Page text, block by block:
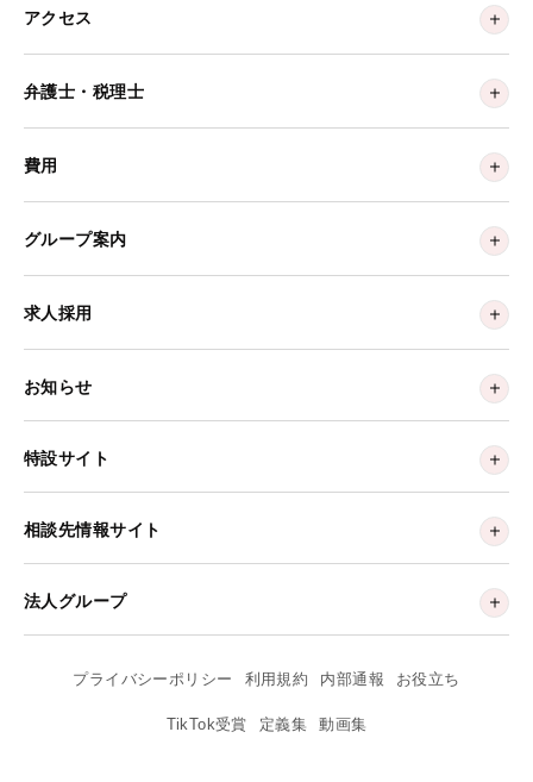
アクセス
弁護士・税理士
費用
グループ案内
求人採用
お知らせ
特設サイト
相談先情報サイト
法人グループ
プライバシーポリシー 利用規約 内部通報 お役立ち
TikTok受賞 定義集 動画集